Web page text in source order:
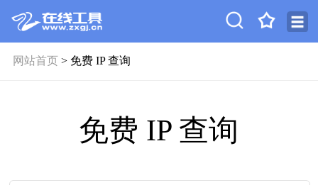
网站首页> 免费 IP 查询
免费 IP 查询